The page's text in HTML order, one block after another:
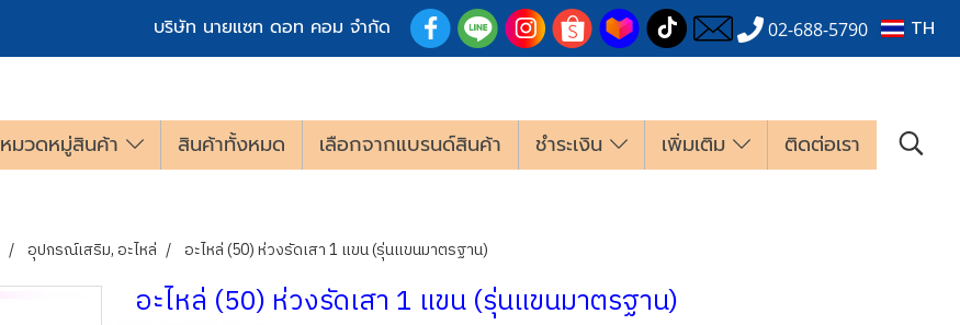
บริษัท นายแซท ดอท คอม จำกัด 02-688-5790 TH
หมวดหมู่สินค้า สินค้าทั้งหมด เลือกจากแบรนด์สินค้า ชำระเงิน เพิ่มเติม ติดต่อเรา
อุปกรณ์เสริม, อะไหล่ อะไหล่ (50) ห่วงรัดเสา 1 แขน (รุ่นแขนมาตรฐาน)
อะไหล่ (50) ห่วงรัดเสา 1 แขน (รุ่นแขนมาตรฐาน)